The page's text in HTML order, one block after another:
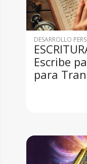
DESARROLLO
Escribe
para